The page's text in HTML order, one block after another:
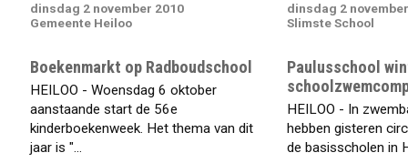
dinsdag 2 november 2010
Gemeente Heiloo
dinsdag 2
Slimste School
Boekenmarkt op Radboudschool
HEILOO - Woensdag 6 oktober
aanstaande start de 56e
kinderboekenweek. Het thema van dit
jaar is "...
Paulusschool
HEILOO - In
hebben gisteren
de basisscholen in